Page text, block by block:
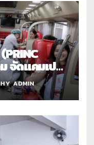
จัดแคมเปญ
ผสาน :
ADMIN